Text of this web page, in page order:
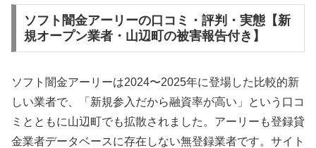
ソフト闇金アーリーの口コミ・評判・実態【新
規オープン業者・山辺町の被害報告付き】
ソフト闇金アーリーは2024〜2025年に登場した比較的新
しい業者で、「新規参入だから融資率が高い」という口コ
ミとともに山辺町でも拡散されました。アーリーも登録貸
金業者データベースに存在しない無登録業者です。サイト